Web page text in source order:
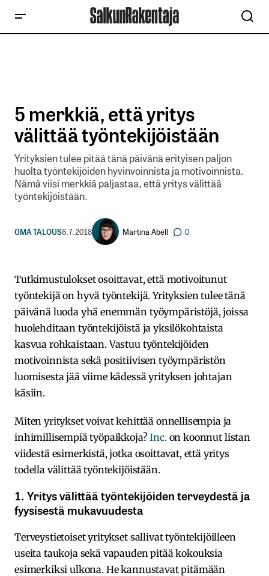
5 merkkiä, että yritys
välittää työntekijöistään
Yrityksien tulee pitää tänä päivänä erityisen paljon
huolta työntekijöiden hyvinvoinnista ja motivoinnista.
Nämä viisi merkkiä paljastaa, että yritys välittää
työntekijöistään.
OMA TALOUS6.7.2018 Martina Abell 0
Tutkimustulokset osoittavat, että motivoitunut
työntekijä on hyvä työntekijä. Yrityksien tulee tänä
päivänä luoda yhä enemmän työympäristöjä, joissa
huolehditaan työntekijöistä ja yksilökohtaista
kasvua rohkaistaan. Vastuu työntekijöiden
motivoinnista sekä positiivisen työympäristön
luomisesta jää viime kädessä yrityksen johtajan
käsiin.
Miten yritykset voivat kehittää onnellisempia ja
inhimillisempiä työpaikkoja?Inc. on koonnut listan
viidestä esimerkistä, jotka osoittavat, että yritys
todella välittää työntekijöistään.
1. Yritys välittää työntekijöiden terveydestä ja
fyysisestä mukavuudesta
Terveystietoiset yritykset sallivat työntekijöilleen
useita taukoja sekä vapauden pitää kokouksia
esimerkiksi ulkona. He kannustavat pitämään